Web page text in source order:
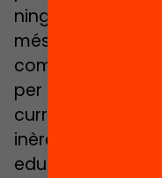
ningú, i menys
més dificultats
competencials,
per assolir uns
currículum, però
inèrcia (i que
educatiu).